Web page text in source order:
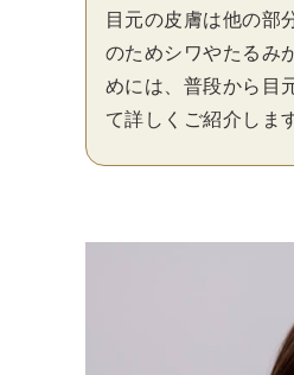
目元の皮膚は他の部
のためシワやたるみ
めには、普段から目
て詳しくご紹介しま